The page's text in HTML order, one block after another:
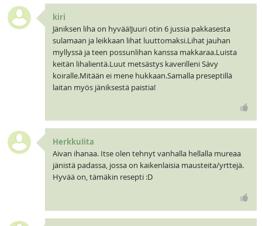
kiri
Jäniksen liha on hyvää!Juuri otin 6 jussia pakkasesta
sulamaan ja leikkaan lihat luuttomaksi.Lihat jauhan
myllyssä ja teen possunlihan kanssa makkaraa.Luista
keitän lihalientä.Luut metsästys kaverilleni Sävy
koiralle.Mitään ei mene hukkaan.Samalla preseptillä
laitan myös jäniksestä paistia!
HerkkuIita
Aivan ihanaa. Itse olen tehnyt vanhalla hellalla mureaa
jänistä padassa, jossa on kaikenlaisia mausteita/yrttejä.
Hyvää on, tämäkin resepti :D